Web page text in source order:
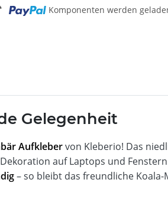
Komponenten werden
Gelegenheit
Aufklebervon Kleberio! Das
auf Laptops und
– so bleibt das freundliche